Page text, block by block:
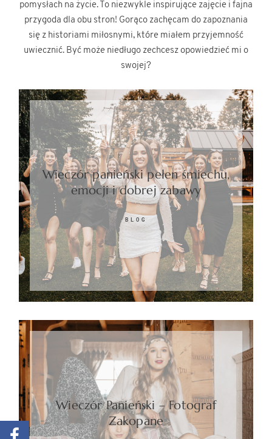
pomysłach na życie. To niezwykle inspirujące zajęcie i fajna
przygoda dla obu stron! Gorąco zachęcam do zapoznania
się z historiami miłosnymi, które miałem przyjemność
uwiecznić. Być może niedługo zechcesz opowiedzieć mi o
swojej?
Wieczór panieński pełen śmiechu,
emocji i dobrej zabawy
BLOG
Wieczór Panieński – Fotograf
Zakopane